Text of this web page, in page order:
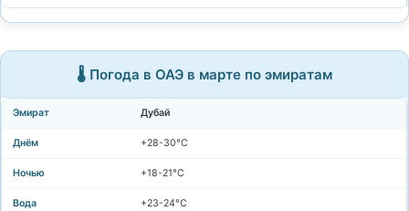
🌡️ Погода в ОАЭ в марте по эмиратам
Дубай
+28-30°C
+18-21°C
+23-24°C